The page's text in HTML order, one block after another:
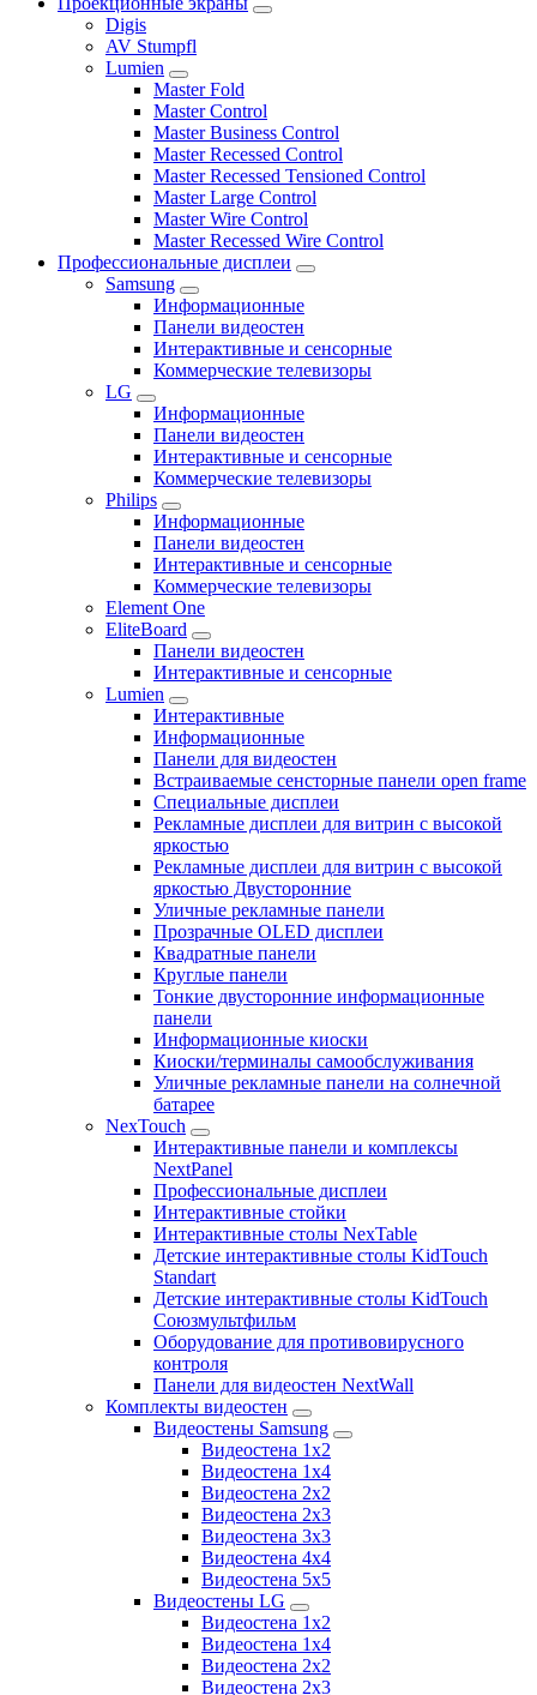
Digis
AV Stumpfl
Lumien
Master Fold
Master Control
Master Business Control
Master Recessed Control
Master Recessed Tensioned Control
Master Large Control
Master Wire Control
Master Recessed Wire Control
Профессиональные дисплеи
Samsung
Информационные
Панели видеостен
Интерактивные и сенсорные
Коммерческие телевизоры
LG
Информационные
Панели видеостен
Интерактивные и сенсорные
Коммерческие телевизоры
Philips
Информационные
Панели видеостен
Интерактивные и сенсорные
Коммерческие телевизоры
Element One
EliteBoard
Панели видеостен
Интерактивные и сенсорные
Lumien
Интерактивные
Информационные
Панели для видеостен
Встраиваемые сенсторные панели open frame
Специальные дисплеи
Рекламные дисплеи для витрин с высокой
яркостью
Рекламные дисплеи для витрин с высокой
яркостью Двусторонние
Уличные рекламные панели
Прозрачные OLED дисплеи
Квадратные панели
Круглые панели
Тонкие двусторонние информационные
панели
Информационные киоски
Киоски/терминалы самообслуживания
Уличные рекламные панели на солнечной
батарее
NexTouch
Интерактивные панели и комплексы
NextPanel
Профессиональные дисплеи
Интерактивные стойки
Интерактивные столы NexTable
Детские интерактивные столы KidTouch
Standart
Детские интерактивные столы KidTouch
Союзмультфильм
Оборудование для противовирусного
контроля
Панели для видеостен NextWall
Комплекты видеостен
Видеостены Samsung
Видеостена 1x2
Видеостена 1x4
Видеостена 2x2
Видеостена 2х3
Видеостена 3x3
Видеостена 4x4
Видеостена 5x5
Видеостены LG
Видеостена 1x2
Видеостена 1x4
Видеостена 2x2
Видеостена 2x3